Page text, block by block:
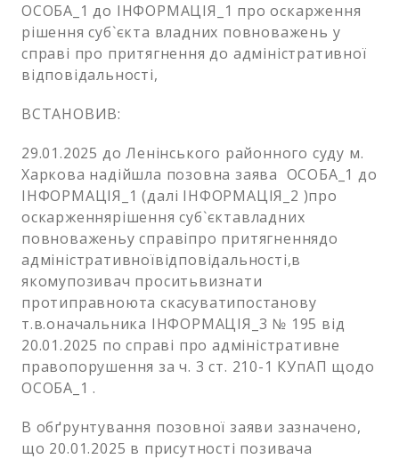
ОСОБА_1 до ІНФОРМАЦІЯ_1 про оскарження
рішення суб`єкта владних повноважень у
справі про притягнення до адміністративної
відповідальності,
ВСТАНОВИВ:
29.01.2025 до Ленінського районного суду м.
Харкова надійшла позовна заява ОСОБА_1 до
ІНФОРМАЦІЯ_1 (далі ІНФОРМАЦІЯ_2 )про
оскарженнярішення суб`єктавладних
повноваженьу справіпро притягненнядо
адміністративноївідповідальності,в
якомупозивач проситьвизнати
протиправноюта скасуватипостанову
т.в.оначальника ІНФОРМАЦІЯ_3 № 195 від
20.01.2025 по справі про адміністративне
правопорушення за ч. 3 ст. 210-1 КУпАП щодо
ОСОБА_1 .
В обґрунтування позовної заяви зазначено,
що 20.01.2025 в присутності позивача